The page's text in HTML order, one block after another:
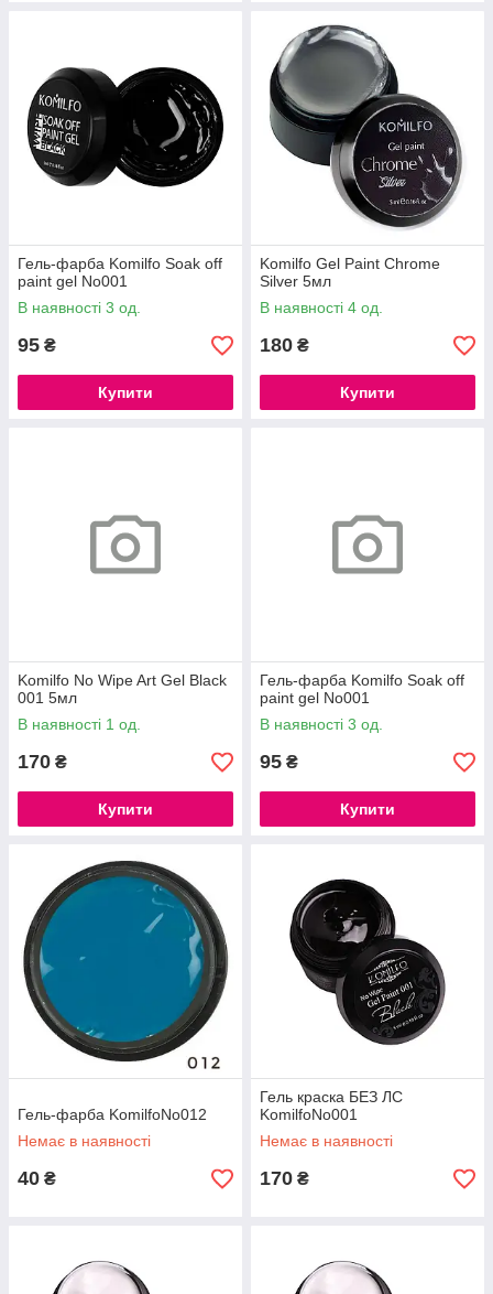
Гель-фарба Komilfo Soak off
paint gel No001
В наявності 3 од.
95 ₴
Купити
Komilfo Gel Paint Chrome
Silver 5мл
В наявності 4 од.
180 ₴
Купити
Komilfo No Wipe Art Gel Black
001 5мл
В наявності 1 од.
170 ₴
Купити
Гель-фарба Komilfo Soak off
paint gel No001
В наявності 3 од.
95 ₴
Купити
Гель-фарба KomilfoNo012
Немає в наявності
40 ₴
Гель краска БЕЗ ЛС
KomilfoNo001
Немає в наявності
170 ₴